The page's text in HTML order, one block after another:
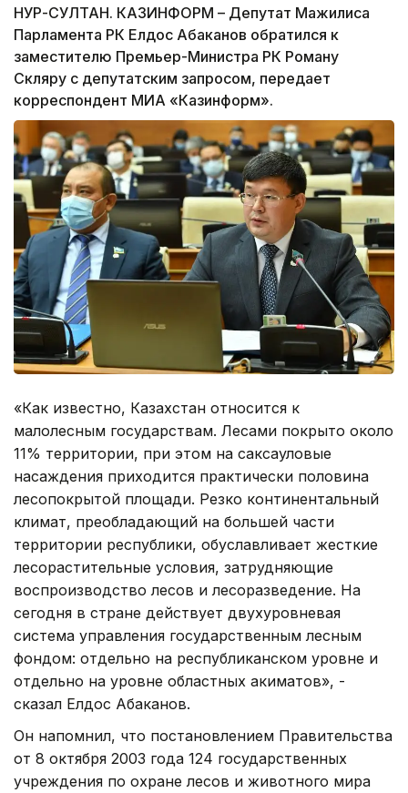
НУР-СУЛТАН. КАЗИНФОРМ – Депутат Мажилиса
Парламента РК Елдос Абаканов обратился к
заместителю Премьер-Министра РК Роману
Скляру с депутатским запросом, передает
корреспондент МИА «Казинформ».
«Как известно, Казахстан относится к
малолесным государствам. Лесами покрыто около
11% территории, при этом на саксауловые
насаждения приходится практически половина
лесопокрытой площади. Резко континентальный
климат, преобладающий на большей части
территории республики, обуславливает жесткие
лесорастительные условия, затрудняющие
воспроизводство лесов и лесоразведение. На
сегодня в стране действует двухуровневая
система управления государственным лесным
фондом: отдельно на республиканском уровне и
отдельно на уровне областных акиматов», -
сказал Елдос Абаканов.
Он напомнил, что постановлением Правительства
от 8 октября 2003 года 124 государственных
учреждения по охране лесов и животного мира